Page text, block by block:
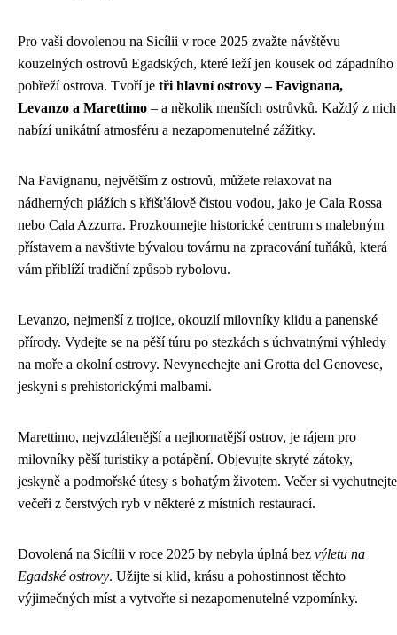
Pro vaši dovolenou na Sicílii v roce 2025 zvažte návštěvu
kouzelných ostrovů Egadských, které leží jen kousek od západního
pobřeží ostrova. Tvoří je tři hlavní ostrovy – Favignana,
Levanzo a Marettimo – a několik menších ostrůvků. Každý z nich
nabízí unikátní atmosféru a nezapomenutelné zážitky.
Na Favignanu, největším z ostrovů, můžete relaxovat na
nádherných plážích s křišťálově čistou vodou, jako je Cala Rossa
nebo Cala Azzurra. Prozkoumejte historické centrum s malebným
přístavem a navštivte bývalou továrnu na zpracování tuňáků, která
vám přiblíží tradiční způsob rybolovu.
Levanzo, nejmenší z trojice, okouzlí milovníky klidu a panenské
přírody. Vydejte se na pěší túru po stezkách s úchvatnými výhledy
na moře a okolní ostrovy. Nevynechejte ani Grotta del Genovese,
jeskyni s prehistorickými malbami.
Marettimo, nejvzdálenější a nejhornatější ostrov, je rájem pro
milovníky pěší turistiky a potápění. Objevujte skryté zátoky,
jeskyně a podmořské útesy s bohatým životem. Večer si vychutnejte
večeři z čerstvých ryb v některé z místních restaurací.
Dovolená na Sicílii v roce 2025 by nebyla úplná bez výletu na
Egadské ostrovy. Užijte si klid, krásu a pohostinnost těchto
výjimečných míst a vytvořte si nezapomenutelné vzpomínky.